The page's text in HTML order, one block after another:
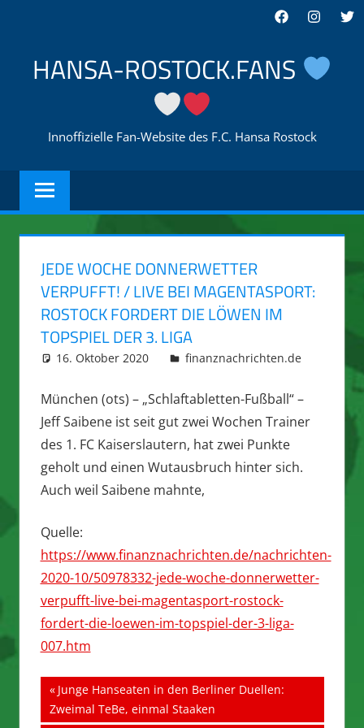
springen
Facebook
HANSA-ROSTOCK.FANS
Innoffizielle Fan-Website des F.C. Hansa Rostock
JEDE WOCHE DONNERWETTER
VERPUFFT! / LIVE BEI MAGENTASPORT:
ROSTOCK FORDERT DIE LÖWEN IM
TOPSPIEL DER 3. LIGA
16. Oktober 2020 integromat
finanznachrichten.de
München (ots) – „Schlaftabletten-Fußball“ –
Jeff Saibene ist seit gut zwei Wochen Trainer
des 1. FC Kaiserslautern, hat zwei Punkte
geholt und einen Wutausbruch hinter sich.
Auch weil Saibene mahnte,
Quelle:
https://www.finanznachrichten.de/nachrichten-
2020-10/50978332-jede-woche-donnerwetter-
verpufft-live-bei-magentasport-rostock-
fordert-die-loewen-im-topspiel-der-3-liga-
007.htm
Beitragsnavigation
Vorheriger
Beitrag:
Junge Hanseaten in den Berliner Duellen:
Zweimal TeBe, einmal Staaken